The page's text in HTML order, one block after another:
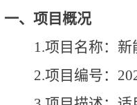
一、项目概况
1.项目名称： 新
2.项目编号：